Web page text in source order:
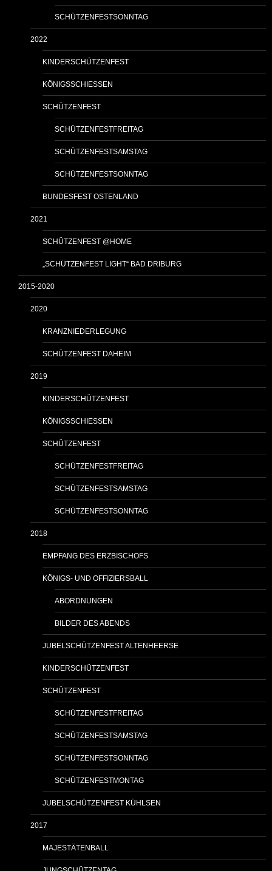
SCHÜTZENFESTSONNTAG
2022
KINDERSCHÜTZENFEST
KÖNIGSSCHIESSEN
SCHÜTZENFEST
SCHÜTZENFESTFREITAG
SCHÜTZENFESTSAMSTAG
SCHÜTZENFESTSONNTAG
BUNDESFEST OSTENLAND
2021
SCHÜTZENFEST @HOME
„SCHÜTZENFEST LIGHT“ BAD DRIBURG
2015-2020
2020
KRANZNIEDERLEGUNG
SCHÜTZENFEST DAHEIM
2019
KINDERSCHÜTZENFEST
KÖNIGSSCHIESSEN
SCHÜTZENFEST
SCHÜTZENFESTFREITAG
SCHÜTZENFESTSAMSTAG
SCHÜTZENFESTSONNTAG
2018
EMPFANG DES ERZBISCHOFS
KÖNIGS- UND OFFIZIERSBALL
ABORDNUNGEN
BILDER DES ABENDS
JUBELSCHÜTZENFEST ALTENHEERSE
KINDERSCHÜTZENFEST
SCHÜTZENFEST
SCHÜTZENFESTFREITAG
SCHÜTZENFESTSAMSTAG
SCHÜTZENFESTSONNTAG
SCHÜTZENFESTMONTAG
JUBELSCHÜTZENFEST KÜHLSEN
2017
MAJESTÄTENBALL